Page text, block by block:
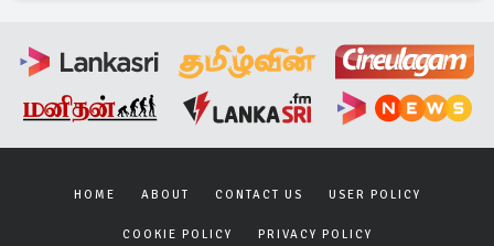
HOME ABOUT CONTACT US USER POLICY
COOKIE POLICY PRIVACY POLICY